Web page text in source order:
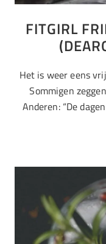
FITGIRL
Het is weer eens
Sommigen
Anderen: “De